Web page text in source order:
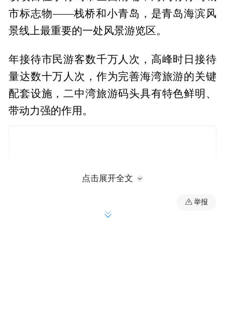
市标志物——栈桥和小青岛，是青岛海滨风
景线上最重要的一处风景游览区。
年接待市民游客数千万人次，高峰时日接待
量达数十万人次，作为完善海湾旅游的关键
配套设施，二中湾旅游码头具有特色鲜明、
带动力强的作用。
点击展开全文
举报